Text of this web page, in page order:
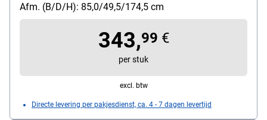
Afm. (B/D/H): 85,0/49,5/174,5 cm
343,99 €
per stuk
excl. btw
Directe levering per pakjesdienst, ca. 4 - 7 dagen levertijd